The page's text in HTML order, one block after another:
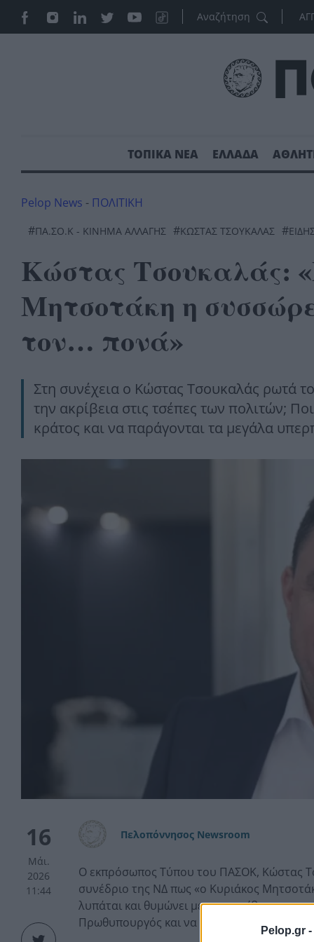
Pelop.gr -
ΤΟΠΙΚΑ ΝΕΑ ΕΛΛΑΔΑ
Pelop News - ΠΟΛΙΤΙΚΗ
#ΠΑ.ΣΟ.Κ - ΚΊΝΗΜΑ ΑΛΛΑΓΉΣ #ΚΩΣΤΑΣ ΤΣΟΥΚΑΛΑΣ #
Κώστας Τσουκαλάς:
Μητσοτάκη η
τον… πονά»
Στη συνέχεια ο Κώστας Τσουκαλάς ρωτά
την ακρίβεια στις τσέπες των πολιτών;
κράτος και να παράγονται τα μεγάλα
16
Μάι.
2026
11:44
Πελοπόννησος Newsroom
Ο εκπρόσωπος Τύπου του ΠΑΣΟΚ, Κώστας
συνέδριο της ΝΔ πως «ο Κυριάκος
λυπάται και θυμώνει με την ακρίβεια, που
Πρωθυπουργός και να αλλάξει πολιτική».